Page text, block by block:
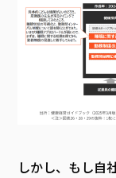
しかし、もし自